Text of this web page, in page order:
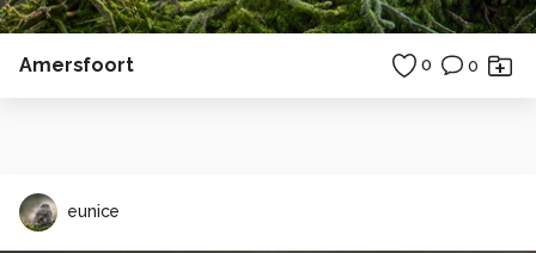
Amersfoort 0 0
eunice